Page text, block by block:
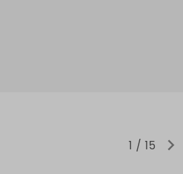
1 15